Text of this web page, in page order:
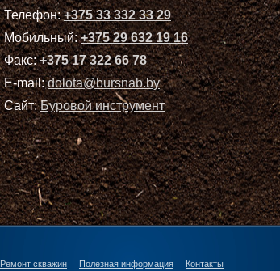
Телефон:+375 33 332 33 29
Мобильный:+375 29 632 19 16
Факс:+375 17 322 66 78
E-mail:dolota@bursnab.by
Сайт:Буровой инструмент
Ремонт скважин Полезная информация Контакты